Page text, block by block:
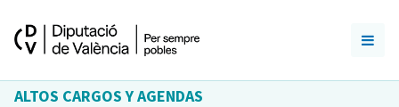
ALTOS CARGOS Y AGENDAS